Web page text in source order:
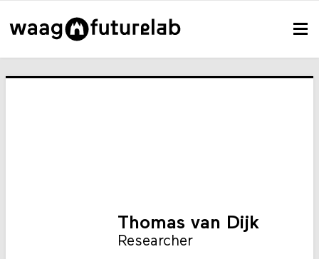
Thomas van Dijk
Researcher